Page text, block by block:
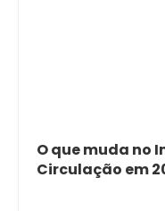
O que muda no
Circulação em